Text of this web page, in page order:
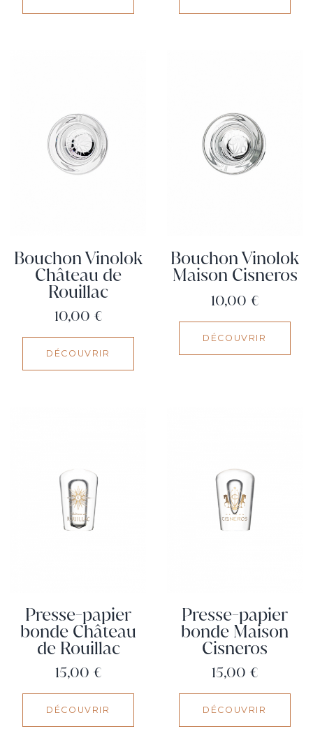
Bouchon Vinolok
Château de
Rouillac
Prix
10,00 €
DÉCOUVRIR
Bouchon Vinolok
Maison Cisneros
Prix
10,00 €
DÉCOUVRIR
Presse-papier
bonde Château
de Rouillac
Prix
15,00 €
DÉCOUVRIR
Presse-papier
bonde Maison
Cisneros
Prix
15,00 €
DÉCOUVRIR